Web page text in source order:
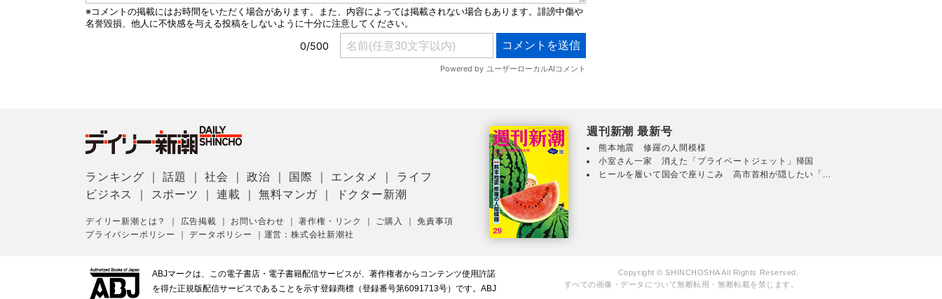
ランキング ｜話題 ｜社会 ｜政治 国際 エンタメ
ライフ
ビジネス
スポーツ ｜連載 ｜無料マンガ ドクター新潮
デイリー新潮とは？ ｜ 広告掲載 ｜ お問い合わせ ｜著作権・リンク ｜ ご購入 ｜免責事項
プライバシーポリシー
｜データポリシー ｜ 運営：株式会社新潮社
週刊新潮 最新号
熊本地震 修羅の人間模様
小室さん一家 消えた「プライベートジェット」帰国
ヒールを履いて国会で座りこみ 高市首相が隠したい「...
ABJマークは、この電子書店・電子書籍配信サービスが、著作権者からコンテンツ使用許諾
を得た正規版配信サービスであることを示す登録商標（登録番号第6091713号）です。ABJ
Copyright © SHINCHOSHA All Rights Reserved.
すべての画像・データについて無断転用・無断転載を禁じます。